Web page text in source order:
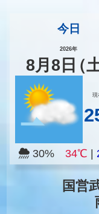
今日
2026年
8月8 日（
現
30% 34℃
国営